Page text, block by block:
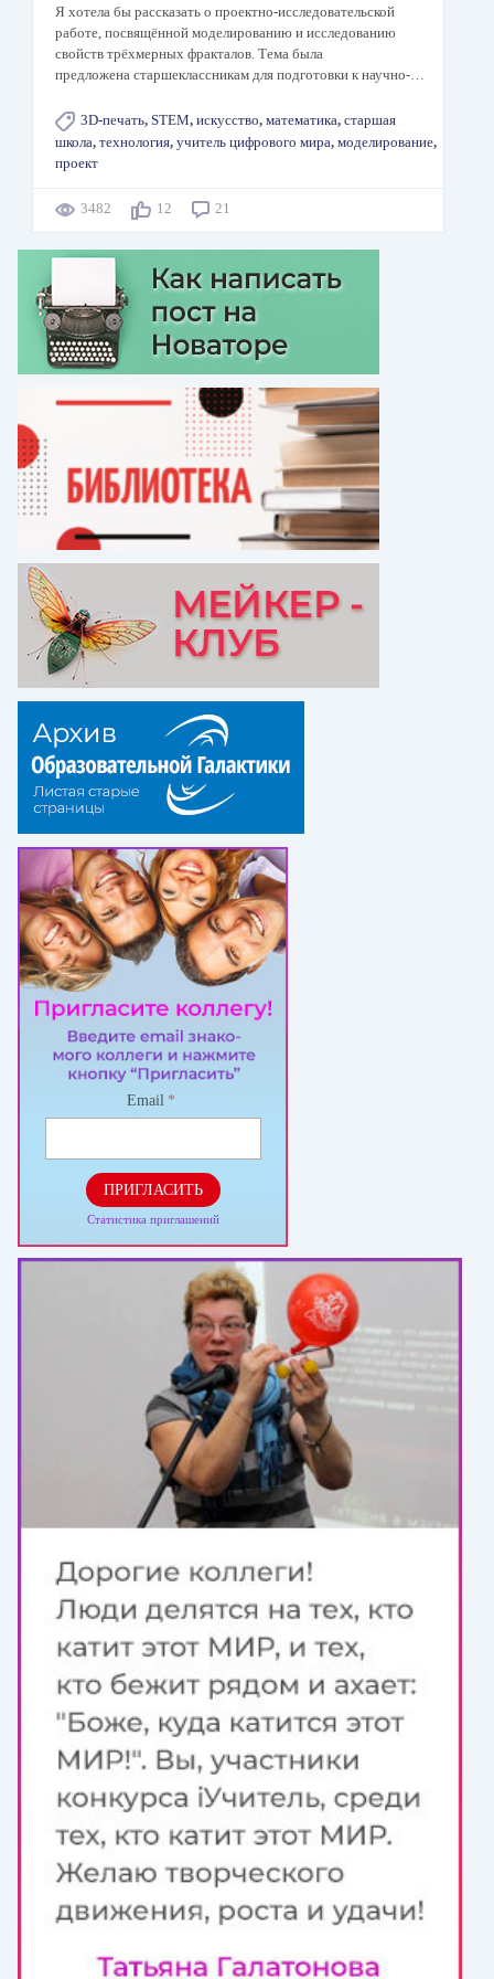
Я хотела бы рассказать о проектно-исследовательской
работе, посвящённой моделированию и исследованию
свойств трёхмерных фракталов. Тема была
предложена старшеклассникам для подготовки к научно-…
3D-печать, STEM, искусство, математика, старшая
школа, технология, учитель цифрового мира, моделирование,
проект
3482 12 21
Email *
ПРИГЛАСИТЬ
Статистика приглашений